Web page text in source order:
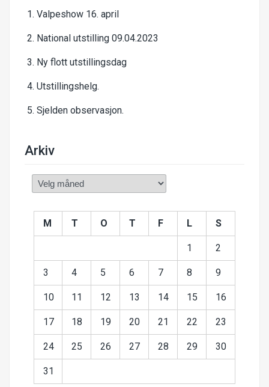
Valpeshow 16. april
National utstilling 09.04.2023
Ny flott utstillingsdag
Utstillingshelg.
Sjelden observasjon.
Arkiv
Arkiv
M T O T F L S
1 2
3 4 5 6 7 8 9
10 11 12 13 14 15 16
17 18 19 20 21 22 23
24 25 26 27 28 29 30
31